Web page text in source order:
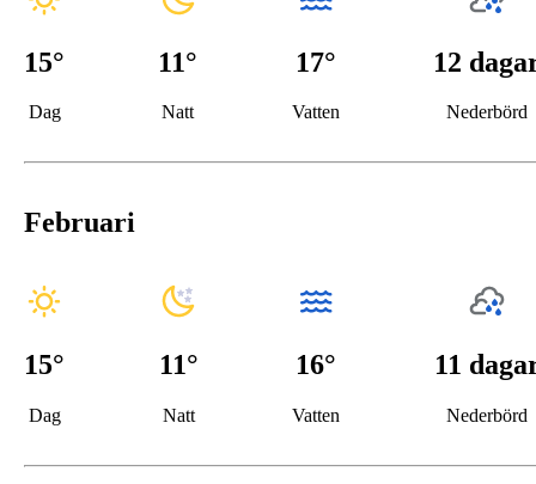
15°
Dag
11°
Natt
17°
Vatten
12
Nederbörd
Februari
15°
Dag
11°
Natt
16°
Vatten
11
Nederbörd